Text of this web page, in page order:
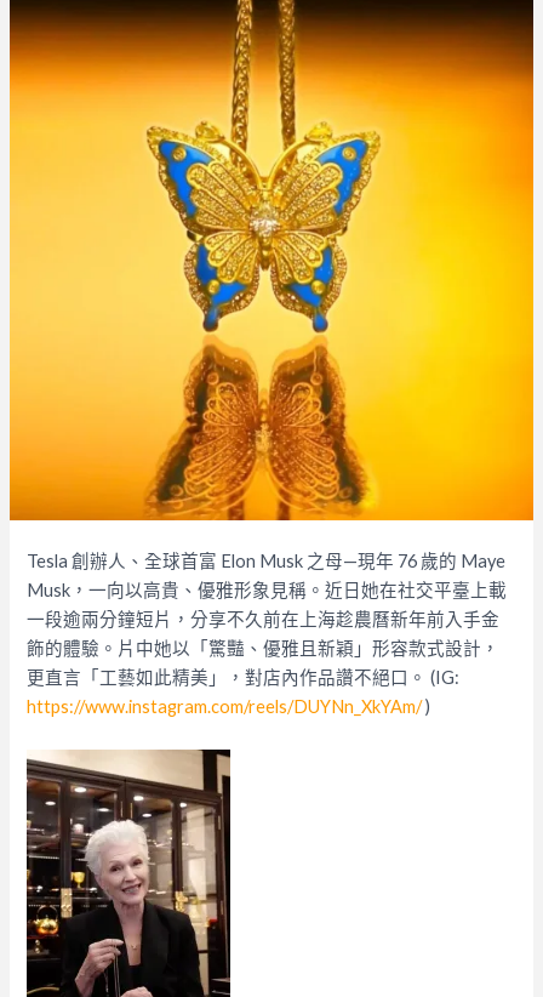
Tesla 創辦人、全球首富 Elon Musk 之母—現年 76 歲的 Maye
Musk，一向以高貴、優雅形象見稱。近日她在社交平臺上載
一段逾兩分鐘短片，分享不久前在上海趁農曆新年前入手金
飾的體驗。片中她以「驚豔、優雅且新穎」形容款式設計，
更直言「工藝如此精美」，對店內作品讚不絕口。 (IG:
https://www.instagram.com/reels/DUYNn_XkYAm/)